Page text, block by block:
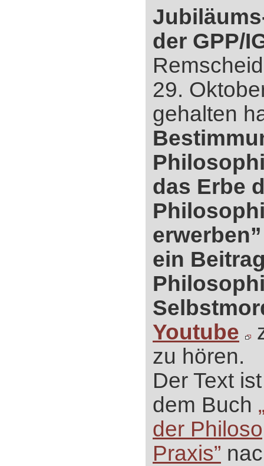
der GPP/
29.
gehalten
das Erbe
erwerben”
ein
Youtube
zu hören.
Der Text
dem Buch
der
Praxis”